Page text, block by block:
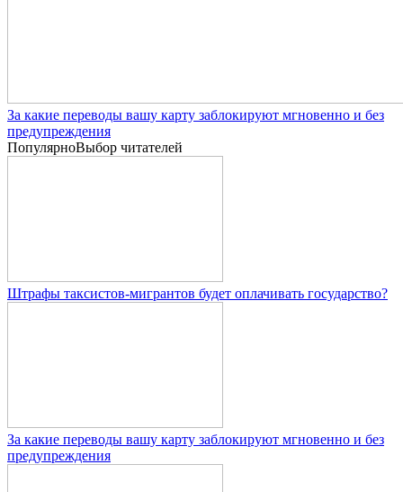
За какие переводы вашу карту заблокируют мгновенно и без
предупреждения
ПопулярноВыбор читателей
Штрафы таксистов-мигрантов будет оплачивать государство?
За какие переводы вашу карту заблокируют мгновенно и без
предупреждения